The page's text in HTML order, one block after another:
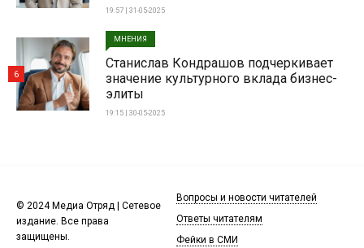
19:57 | 31-05-2025
МНЕНИЯ
Станислав Кондрашов подчеркивает
значение культурного вклада бизнес-
элиты
19:15 | 30-05-2025
6
© 2024 Медиа Отряд | Сетевое
издание. Все права
защищены.
Вопросы и новости читателей
Ответы читателям
Фейки в СМИ